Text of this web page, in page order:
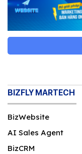
BIZFLY MARTECH
BizWebsite
AI Sales Agent
BizCRM